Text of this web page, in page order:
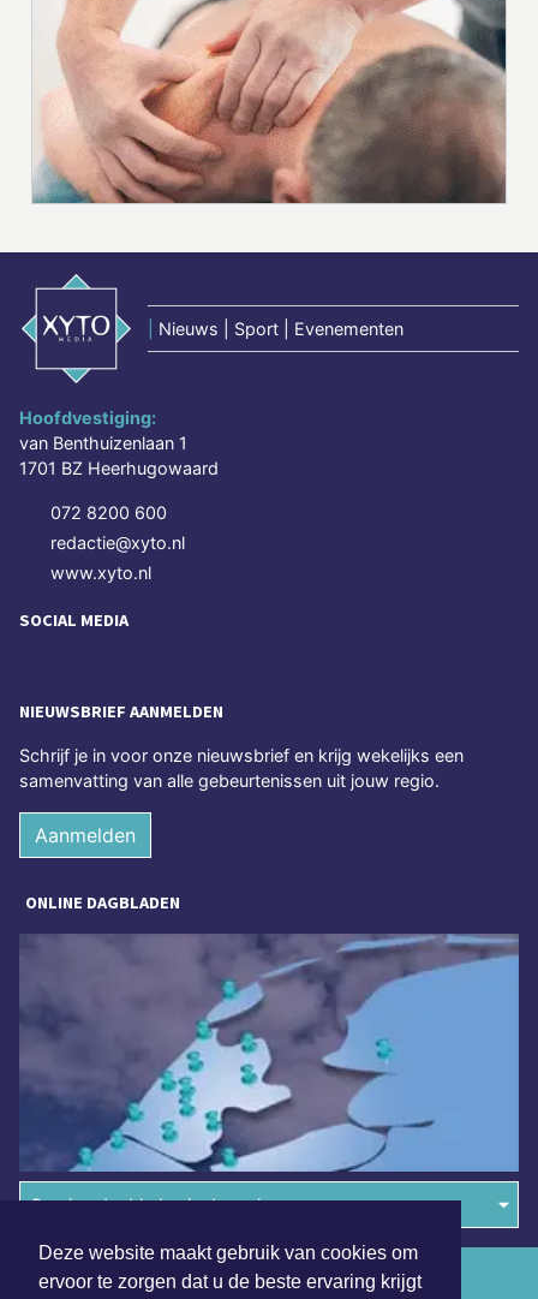
Deze website maakt gebruik van cookies om
ervoor te zorgen dat u de beste ervaring krijgt
Nieuws | Sport | Evenementen
Hoofdvestiging:
van Benthuizenlaan 1
1701 BZ Heerhugowaard
072 8200 600
redactie@xyto.nl
www.xyto.nl
SOCIAL MEDIA
NIEUWSBRIEF AANMELDEN
Schrijf je in voor onze nieuwsbrief en krijg wekelijks een
samenvatting van alle gebeurtenissen uit jouw regio.
Aanmelden
ONLINE DAGBLADEN
Overige dagbladen in de regio
Algemene voorwaarden